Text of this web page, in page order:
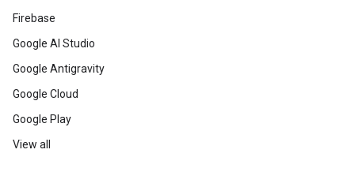
Firebase
Google AI Studio
Google Antigravity
Google Cloud
Google Play
View all